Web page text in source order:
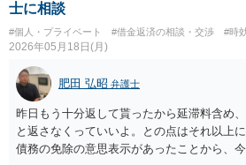
ップしますので、経験豊富な法律事務所へのご相
士に相談
#個人・プライベート #借金返済の相談・交渉 #時
2026年05月18日(月)
肥田 弘昭 弁護士
昨日もう十分返して貰ったから延滞料含め
と返さなくっていいよ。との点はそれ以上
債務の免除の意思表示があったことから、